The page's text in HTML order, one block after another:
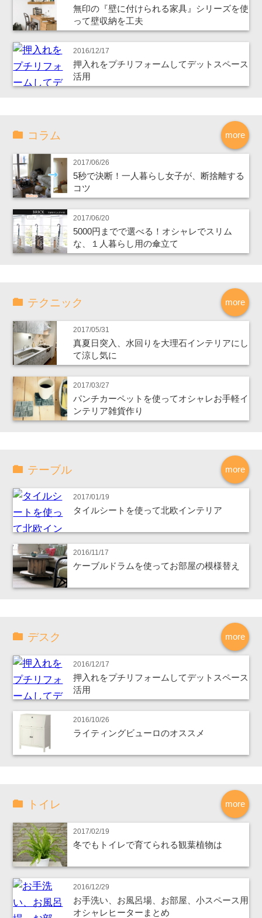
無印の『壁に付けられる家具』シリーズを使
って壁収納を工夫
2016/12/17
押入れをプチリフォームしてデットスペース
活用
more
コラム
2017/06/26
5秒で決断！一人暮らし女子が、断捨離する
コツ
2017/06/20
5000円までで選べる！オシャレでスリム
な、１人暮らし用の傘立て
more
テクニック
2017/05/31
真夏日突入、水回りを大理石インテリアにし
て涼し気に
2017/03/27
パンチカーペットを使ってオシャレお手軽イ
ンテリア雑貨作り
more
テーブル
2017/01/19
タイルシートを使って北欧インテリア
2016/11/17
ケーブルドラムを使ってお部屋の模様替え
more
デスク
2016/12/17
押入れをプチリフォームしてデットスペース
活用
2016/10/26
ライティングビューロのオススメ
more
トイレ
2017/02/19
冬でもトイレで育てられる観葉植物は
2016/12/29
お手洗い、お風呂場、お部屋、小スペース用
オシャレヒーターまとめ